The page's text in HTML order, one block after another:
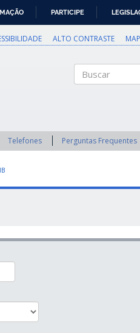
PARTICIPE
ALTO CONTRASTE
Telefones Perguntas Frequentes